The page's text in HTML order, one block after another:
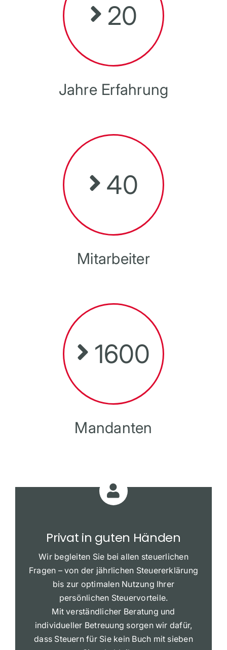
20
Jahre Erfahrung
40
Mitarbeiter
1600
Mandanten
Privat in guten Händen
Wir begleiten Sie bei allen steuerlichen
Fragen – von der jährlichen Steuererklärung
bis zur optimalen Nutzung Ihrer
persönlichen Steuervorteile.
Mit verständlicher Beratung und
individueller Betreuung sorgen wir dafür,
dass Steuern für Sie kein Buch mit sieben